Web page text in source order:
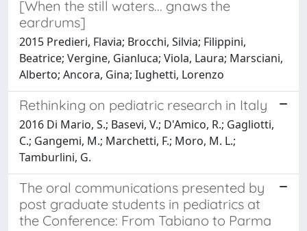
[When the still waters... gnaws the
eardrums]
2015 Predieri, Flavia; Brocchi, Silvia; Filippini,
Beatrice; Vergine, Gianluca; Viola, Laura; Marsciani,
Alberto; Ancora, Gina; Iughetti, Lorenzo
Rethinking on pediatric research in Italy
2016 Di Mario, S.; Basevi, V.; D'Amico, R.; Gagliotti,
C.; Gangemi, M.; Marchetti, F.; Moro, M. L.;
Tamburlini, G.
The oral communications presented by
post graduate students in pediatrics at
the Conference: From Tabiano to Parma